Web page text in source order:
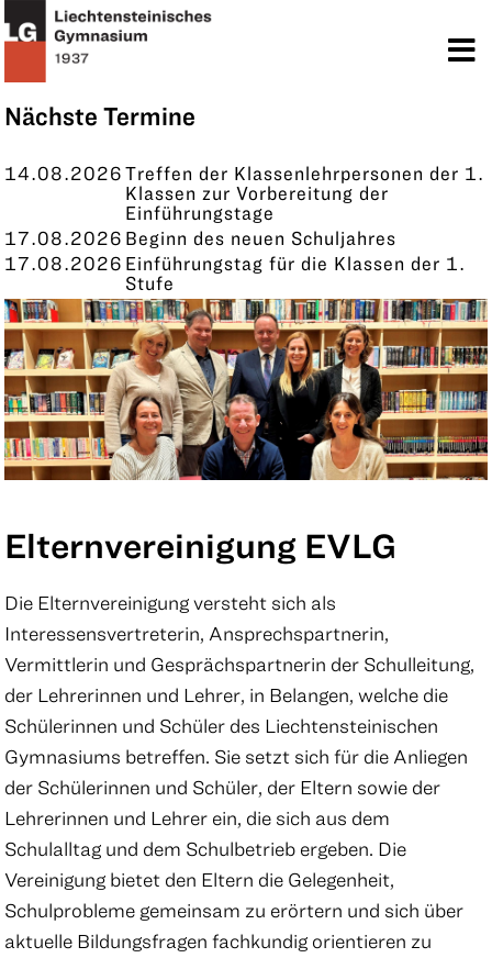
Nächste Termine
14.08.2026Treffen der Klassenlehrpersonen der 1.
Klassen zur Vorbereitung der
Einführungstage
17.08.2026 Beginn des neuen Schuljahres
17.08.2026 Einführungstag für die Klassen der 1.
Stufe
KONTAKT
Elternvereinigung EVLG
Die Elternvereinigung versteht sich als
Interessensvertreterin, Ansprechspartnerin,
Vermittlerin und Gesprächspartnerin der Schulleitung,
der Lehrerinnen und Lehrer, in Belangen, welche die
Schülerinnen und Schüler des Liechtensteinischen
Gymnasiums betreffen. Sie setzt sich für die Anliegen
der Schülerinnen und Schüler, der Eltern sowie der
Lehrerinnen und Lehrer ein, die sich aus dem
Schulalltag und dem Schulbetrieb ergeben. Die
Vereinigung bietet den Eltern die Gelegenheit,
Schulprobleme gemeinsam zu erörtern und sich über
aktuelle Bildungsfragen fachkundig orientieren zu